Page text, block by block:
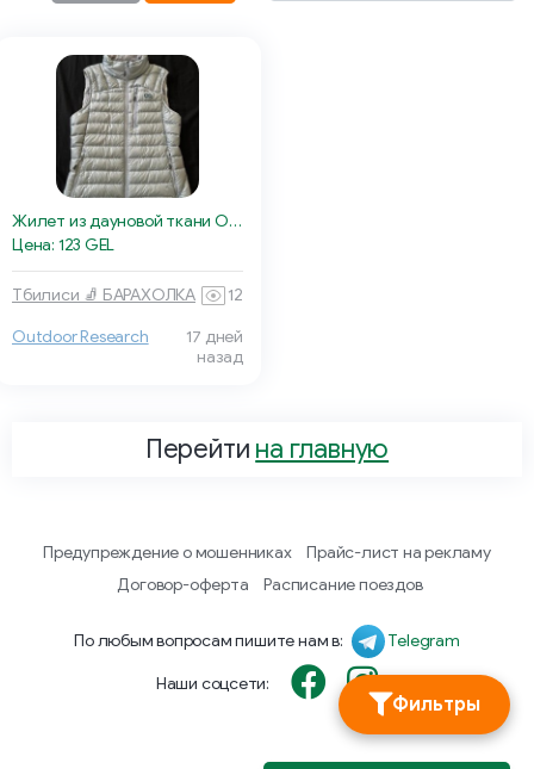
Фильтры
Жилет из дауновой ткани Outdoor Research
Цена: 123 GEL
Тбилиси 🧦 БАРАХОЛКА 12
Outdoor Research
17 дней
назад
Перейти на главную
Предупреждение о мошенниках
Прайс-лист на рекламу
Договор-оферта
Расписание поездов
По любым вопросам пишите нам в: Telegram
Наши соцсети: